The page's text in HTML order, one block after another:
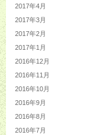
2017年4月
2017年3月
2017年2月
2017年1月
2016年12月
2016年11月
2016年10月
2016年9月
2016年8月
2016年7月